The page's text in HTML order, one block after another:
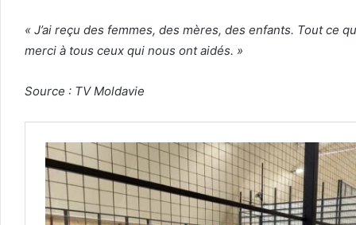
« J’ai reçu des femmes, des mères, des enfants. Tout
merci à tous ceux qui nous ont aidés. »
Source : TV Moldavie